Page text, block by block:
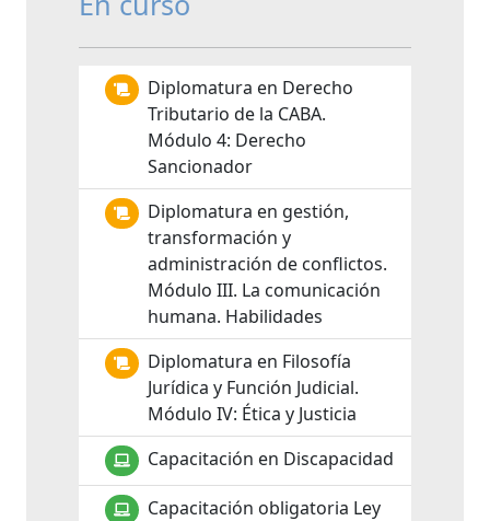
Diplomatura en Derecho
Tributario de la CABA.
Módulo 4: Derecho
Sancionador
Diplomatura en gestión,
transformación y
administración de conflictos.
Módulo III. La comunicación
humana. Habilidades
Diplomatura en Filosofía
Jurídica y Función Judicial.
Módulo IV: Ética y Justicia
Capacitación en Discapacidad
Capacitación obligatoria Ley